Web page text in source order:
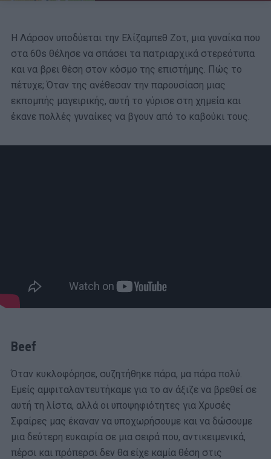
Η Λάρσον υποδύεται την Ελίζαμπεθ Ζοτ, μια γυναίκα που
στα 60s θέλησε να σπάσει τα πατριαρχικά στερεότυπα
και να βρει θέση στον κόσμο της επιστήμης. Πώς το
πέτυχε; Όταν της ανέθεσαν την παρουσίαση μιας
εκπομπής μαγειρικής, αυτή το γύρισε στη χημεία και
έκανε πολλές γυναίκες να βγουν από το καβούκι τους.
Beef
Όταν κυκλοφόρησε, συζητήθηκε πάρα, μα πάρα πολύ.
Εμείς αμφιταλαντευτήκαμε για το αν άξιζε να βρεθεί σε
αυτή τη λίστα, αλλά οι υποψηφιότητες για Χρυσές
Σφαίρες μας έκαναν να υποχωρήσουμε και να δώσουμε
μια δεύτερη ευκαιρία σε μια σειρά που, αντικειμενικά,
πέρσι και πρόπερσι δεν θα είχε καμία θέση στις